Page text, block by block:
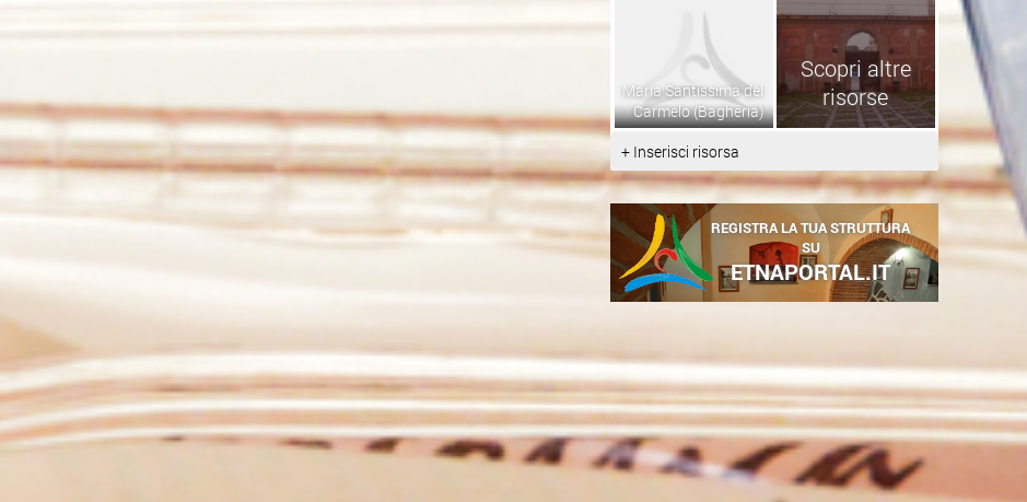
Maria Santissima del
Carmelo (Bagheria)
Scopri altre
risorse
+ Inserisci risorsa
REGISTRA LA TUA STRUTTURA
SU
ETNAPORTAL.IT